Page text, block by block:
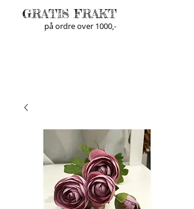
GRATIS FRAKT
på ordre over 1000,-